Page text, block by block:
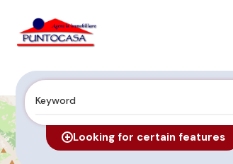
Looking for certain features